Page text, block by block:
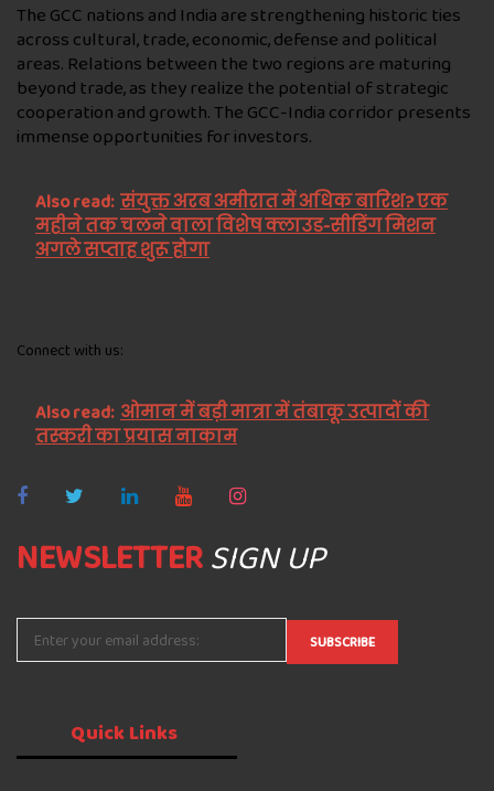
The GCC nations and India are strengthening historic ties
across cultural, trade, economic, defense and political
areas. Relations between the two regions are maturing
beyond trade, as they realize the potential of strategic
cooperation and growth. The GCC-India corridor presents
immense opportunities for investors.
Also read: संयुक्त अरब अमीरात में अधिक बारिश? एक
महीने तक चलने वाला विशेष क्लाउड-सीडिंग मिशन
अगले सप्ताह शुरू होगा
Connect with us:
Also read: ओमान में बड़ी मात्रा में तंबाकू उत्पादों की
तस्करी का प्रयास नाकाम
NEWSLETTERSIGN UP
QuickLinks